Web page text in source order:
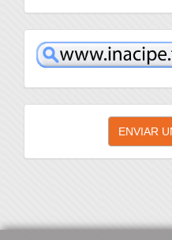
inacipe
Enviar
artículo
ENVIAR